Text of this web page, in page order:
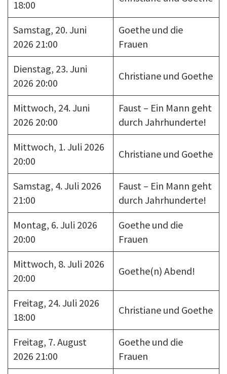
18:00
Samstag, 20. Juni
2026 21:00
Goethe und die
Frauen
Dienstag, 23. Juni
2026 20:00
Christiane und Goethe
Mittwoch, 24. Juni
2026 20:00
Faust – Ein Mann geht
durch Jahrhunderte!
Mittwoch, 1. Juli 2026
20:00
Christiane und Goethe
Samstag, 4. Juli 2026
21:00
Faust – Ein Mann geht
durch Jahrhunderte!
Montag, 6. Juli 2026
20:00
Goethe und die
Frauen
Mittwoch, 8. Juli 2026
20:00
Goethe(n) Abend!
Freitag, 24. Juli 2026
18:00
Christiane und Goethe
Freitag, 7. August
2026 21:00
Goethe und die
Frauen